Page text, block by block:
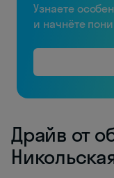
Узнаете
и начнёте
Драйв от